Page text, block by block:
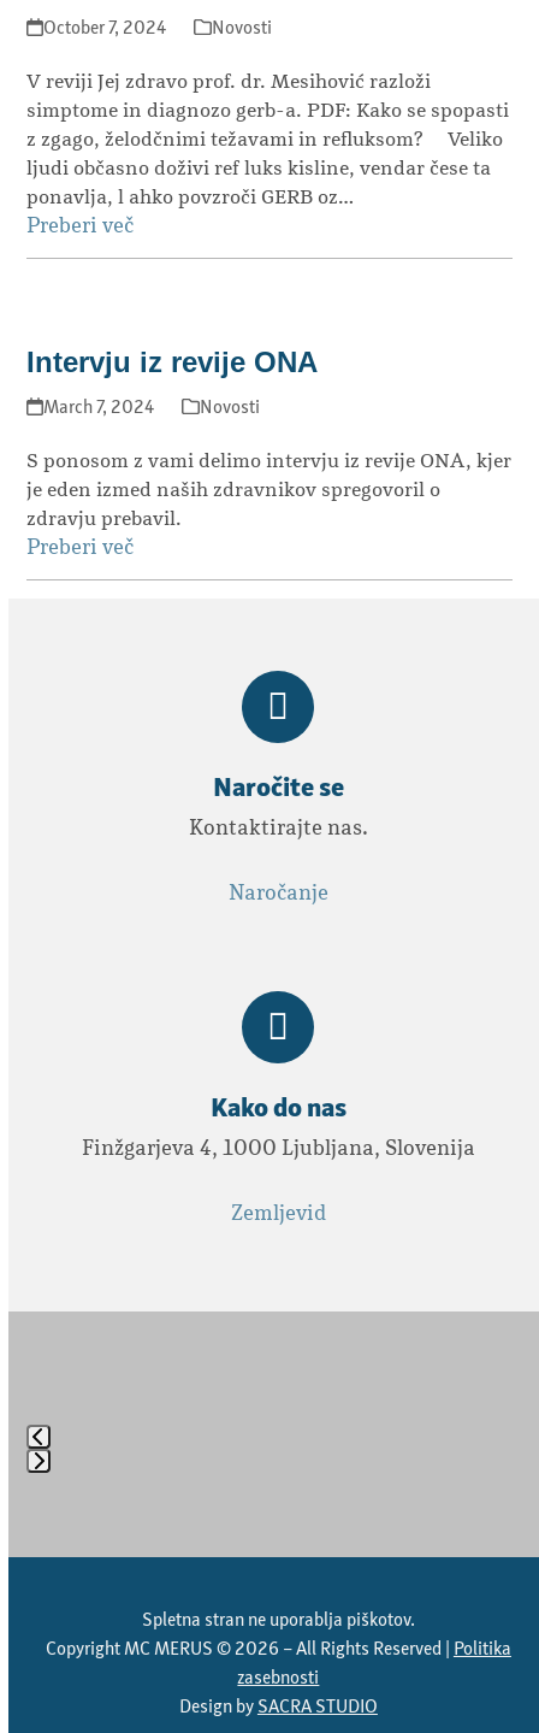
October 7, 2024 Novosti
V reviji Jej zdravo prof. dr. Mesihović razloži
simptome in diagnozo gerb-a. PDF: Kako se spopasti
z zgago, želodčnimi težavami in refluksom? Veliko
ljudi občasno doživi ref luks kisline, vendar čese ta
ponavlja, l ahko povzroči GERB oz…
Preberi več
Intervju iz revije ONA
March 7, 2024 Novosti
S ponosom z vami delimo intervju iz revije ONA, kjer
je eden izmed naših zdravnikov spregovoril o
zdravju prebavil.
Preberi več
Naročite se
Kontaktirajte nas.
Naročanje
Kako do nas
Finžgarjeva 4, 1000 Ljubljana, Slovenija
Zemljevid
the
left
arrow
access
first
Spletna stran ne uporablja piškotov.
Copyright MC MERUS © 2026 – All Rights Reserved | Politika
zasebnosti
Design by SACRA STUDIO